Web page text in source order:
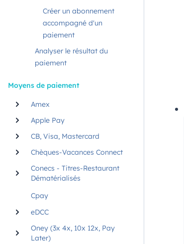
Créer un abonnement
accompagné d'un
paiement
Analyser le résultat du
paiement
Moyens de paiement
Amex
Apple Pay
CB, Visa, Mastercard
Chèques-Vacances Connect
Conecs - Titres-Restaurant
Dématérialisés
Cpay
eDCC
Oney (3x 4x, 10x 12x, Pay
Later)